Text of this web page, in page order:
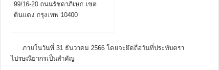
99/16-20 ถนนรัชดาภิเษก เขต
ดินแดง กรุงเทพ 10400
ภายในวันที่ 31 ธันวาคม 2566 โดยจะยึดถือวันที่ประทับตรา
ไปรษณียากรเป็นสำคัญ